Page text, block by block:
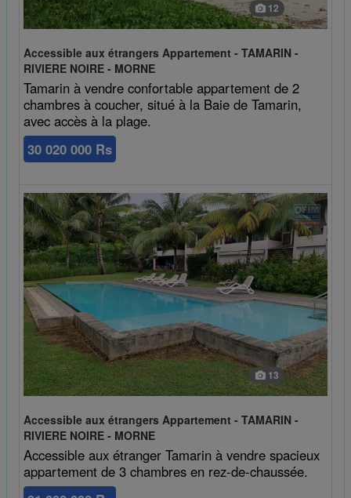
12
Accessible aux étrangers Appartement - TAMARIN -
RIVIERE NOIRE - MORNE
Tamarin à vendre confortable appartement de 2
chambres à coucher, situé à la Baie de Tamarin,
avec accès à la plage.
30 020 000 Rs
13
Accessible aux étrangers Appartement - TAMARIN -
RIVIERE NOIRE - MORNE
Accessible aux étranger Tamarin à vendre spacieux
appartement de 3 chambres en rez-de-chaussée.